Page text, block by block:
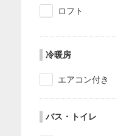
ロフト
冷暖房
エアコン付き
バス・トイレ